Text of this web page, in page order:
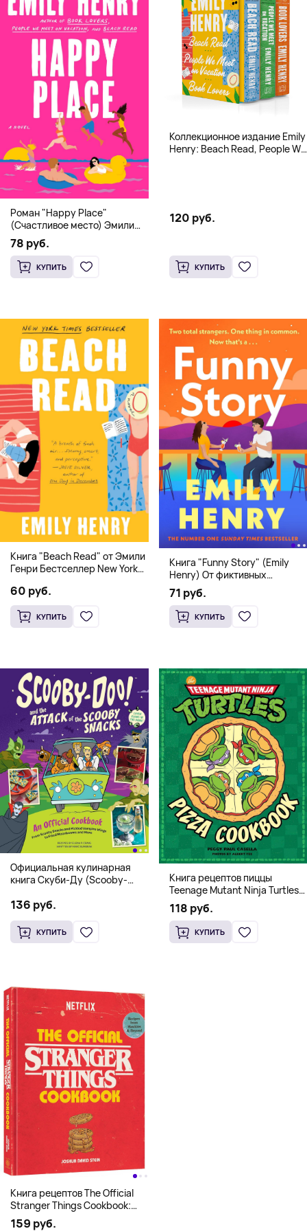
Роман "Happy Place"
(Счастливое место) Эмили
Генри | Твердый переплет
78 руб.
КУПИТЬ
Коллекционное издание Emily
Henry: Beach Read, People We
120 руб.
КУПИТЬ
Книга "Beach Read" от Эмили
Генри Бестселлер New York
60 руб.
КУПИТЬ
Книга "Funny Story" (Emily
Henry) От фиктивных
свиданий к реальной любви
71 руб.
КУПИТЬ
Официальная кулинарная
книга Скуби-Ду (Scooby-
Scooby Snacks), Твердый
136 руб.
КУПИТЬ
Книга рецептов пиццы
Teenage Mutant Ninja Turtles
Pizza Cookbook (На
английском)
118 руб.
КУПИТЬ
Книга рецептов The Official
Stranger Things Cookbook:
Recipes from Hawkins and
159 руб.